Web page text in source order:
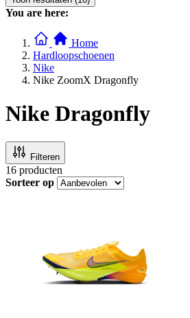
You are here:
Home
Hardloopschoenen
Nike
Nike ZoomX Dragonfly
Nike Dragonfly
Filteren
16 producten
Sorteer op